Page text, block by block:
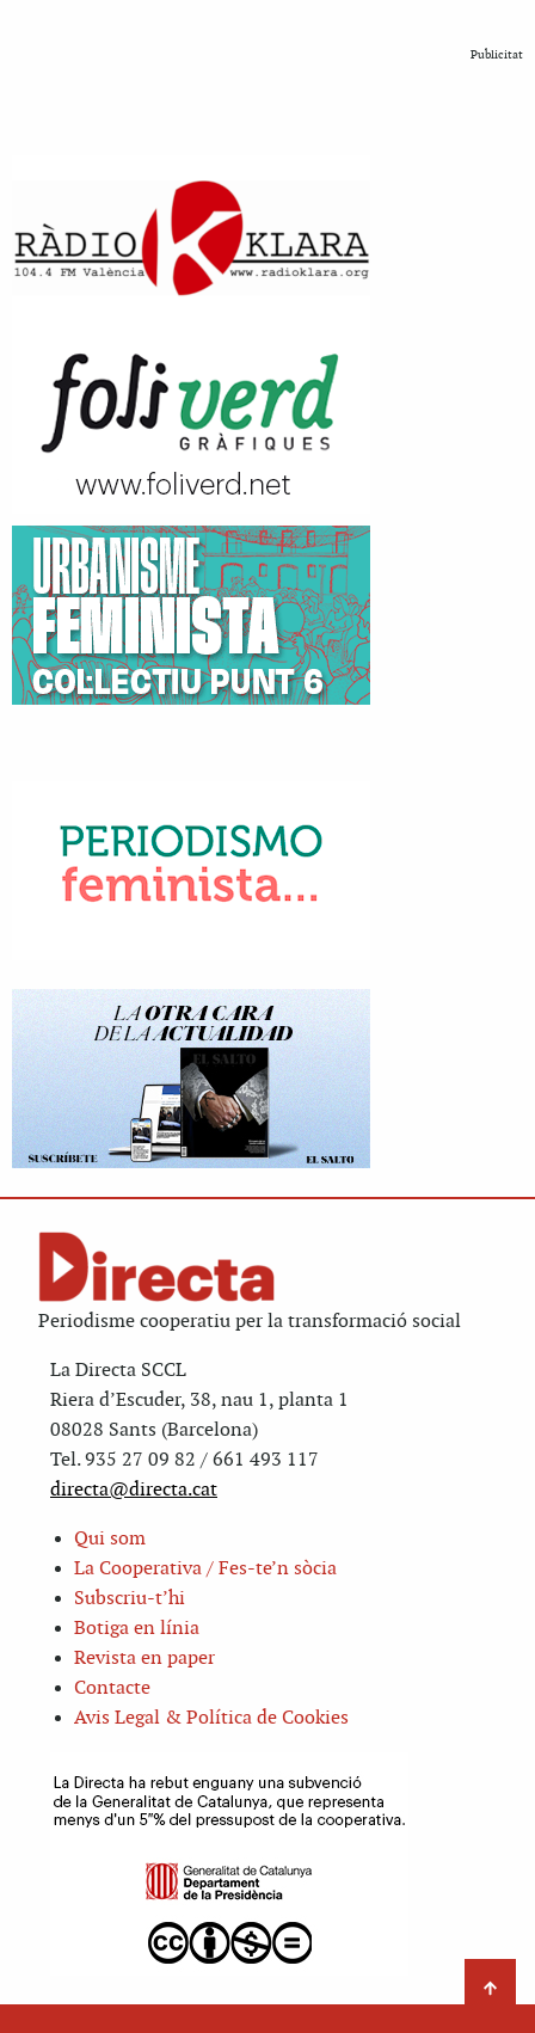
Publicitat
Periodisme cooperatiu per la transformació social
La Directa SCCL
Riera d’Escuder, 38, nau 1, planta 1
08028 Sants (Barcelona)
Tel. 935 27 09 82 / 661 493 117
directa@directa.cat
Qui som
La Cooperativa / Fes-te’n sòcia
Subscriu-t’hi
Botiga en línia
Revista en paper
Contacte
Avis Legal & Política de Cookies